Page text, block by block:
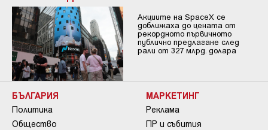
Акциите на SpaceX се
доближаха до цената от
рекордното първичното
публично предлагане след
рали от 327 млрд. долара
БЪЛГАРИЯ
Политика
Общество
МАРКЕТИНГ
Реклама
ПР и събития